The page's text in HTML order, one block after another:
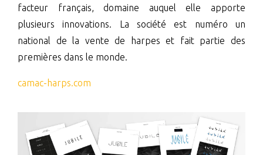
facteur français, domaine auquel elle apporte
plusieurs innovations. La société est numéro un
national de la vente de harpes et fait partie des
premières dans le monde.
camac-harps.com